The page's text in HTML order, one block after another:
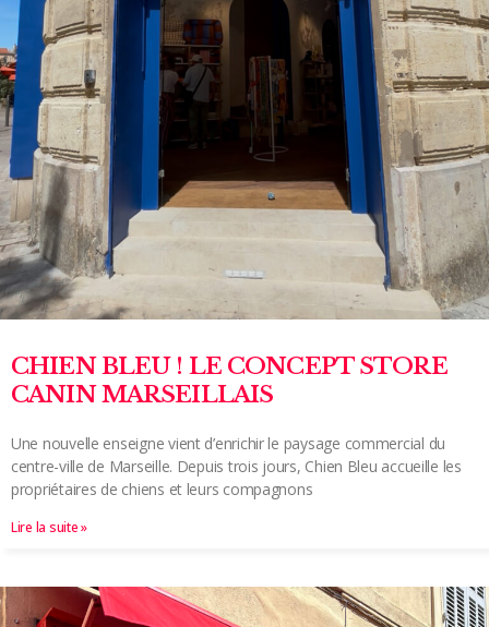
CHIEN BLEU ! LE CONCEPT STORE
CANIN MARSEILLAIS
Une nouvelle enseigne vient d’enrichir le paysage commercial du
centre-ville de Marseille. Depuis trois jours, Chien Bleu accueille les
propriétaires de chiens et leurs compagnons
Lire la suite »